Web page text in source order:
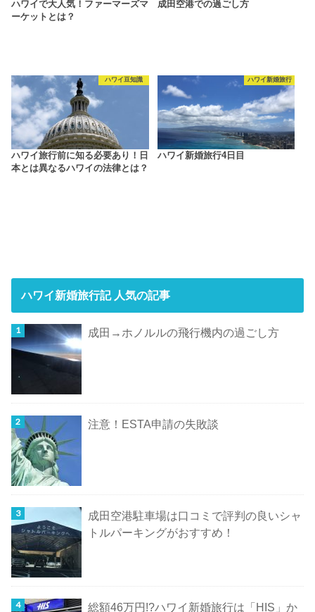
ハワイで大人気！ファーマーズマ
ーケットとは？
成田空港での過ごし方
ハワイ豆知識
ハワイ旅行前に知る必要あり！日
本とは異なるハワイの法律とは？
ハワイ新婚旅行
ハワイ新婚旅行4日目
ハワイ新婚旅行記 人気の記事
成田→ホノルルの飛行機内の過ごし方
注意！ESTA申請の失敗談
成田空港駐車場は口コミで評判の良いシャ
トルパーキングがおすすめ！
総額46万円!?ハワイ新婚旅行は「HIS」か